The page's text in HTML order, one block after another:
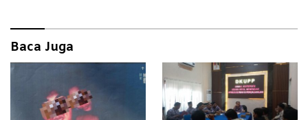
Baca Juga